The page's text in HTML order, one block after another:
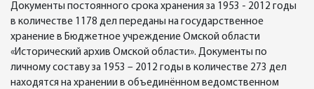
Документы постоянного срока хранения за 1953 - 2012 годы
в количестве 1178 дел переданы на государственное
хранение в Бюджетное учреждение Омской области
«Исторический архив Омской области». Документы по
личному составу за 1953 – 2012 годы в количестве 273 дел
находятся на хранении в объединённом ведомственном